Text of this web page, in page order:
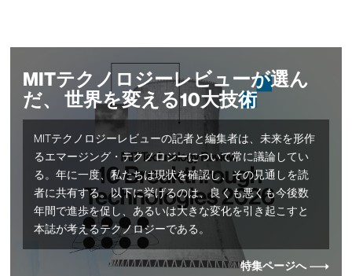
MITテクノロジーレビューが選ん
だ、 世界を変える10大技術
MITテクノロジーレビューの記者と編集者は、未来を形作
るエマージング・テクノロジーについて常に議論してい
る。年に一度、私たちは現状を確認し、その見通しを読
者に共有する。以下に挙げるのは、良くも悪くも今後数
年間で進歩を促し、あるいは大きな変化を引き起こすと
本誌が考えるテクノロジーである。
特集ページへ